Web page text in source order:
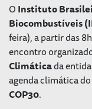
OInstituto
Biocombustíveis
feira), a partir das
encontro
Climáticada
agenda climática
COP30.